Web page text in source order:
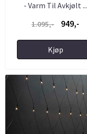
- Varm Til Avkjølt ...
1.095,-
949,-
Kjøp